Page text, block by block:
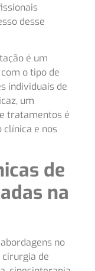
desse
é um
o tipo de
individuais de
um
tratamentos é
clínica e nos
de
na
no
de